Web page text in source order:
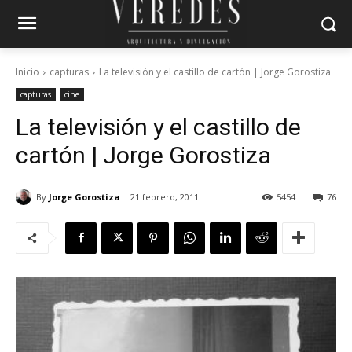
Inicio capturas La televisión y el castillo de cartón | Jorge Gorostiza
capturas cine
La televisión y el castillo de
cartón | Jorge Gorostiza
By Jorge Gorostiza 21 febrero, 2011 76
5454